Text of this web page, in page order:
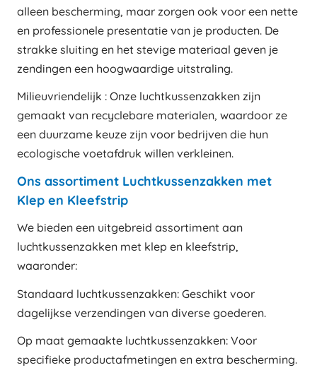
alleen bescherming, maar zorgen ook voor een nette
en professionele presentatie van je producten. De
strakke sluiting en het stevige materiaal geven je
zendingen een hoogwaardige uitstraling.
Milieuvriendelijk : Onze luchtkussenzakken zijn
gemaakt van recyclebare materialen, waardoor ze
een duurzame keuze zijn voor bedrijven die hun
ecologische voetafdruk willen verkleinen.
Ons assortiment Luchtkussenzakken met
Klep en Kleefstrip
We bieden een uitgebreid assortiment aan
luchtkussenzakken met klep en kleefstrip,
waaronder:
Standaard luchtkussenzakken: Geschikt voor
dagelijkse verzendingen van diverse goederen.
Op maat gemaakte luchtkussenzakken: Voor
specifieke productafmetingen en extra bescherming.